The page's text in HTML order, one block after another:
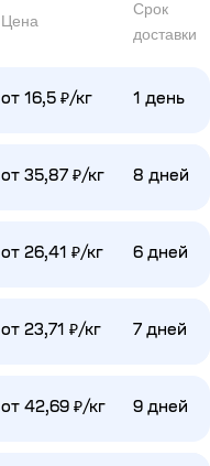
Цена
Срок
доставки
от 16,5 ₽/кг 1 день
от 35,87 ₽/кг 8 дней
от 26,41 ₽/кг 6 дней
от 23,71 ₽/кг 7 дней
от 42,69 ₽/кг 9 дней